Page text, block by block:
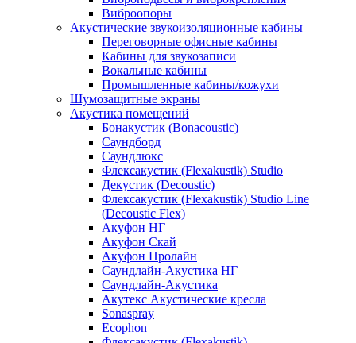
Виброопоры
Акустические звукоизоляционные кабины
Переговорные офисные кабины
Кабины для звукозаписи
Вокальные кабины
Промышленные кабины/кожухи
Шумозащитные экраны
Акустика помещений
Бонакустик (Bonacoustic)
Саундборд
Саундлюкс
Флексакустик (Flexakustik) Studio
Декустик (Decoustic)
Флексакустик (Flexakustik) Studio Line
(Decoustic Flex)
Акуфон НГ
Акуфон Скай
Акуфон Пролайн
Саундлайн-Акустика НГ
Саундлайн-Акустика
Акутекс Акустические кресла
Sonaspray
Ecophon